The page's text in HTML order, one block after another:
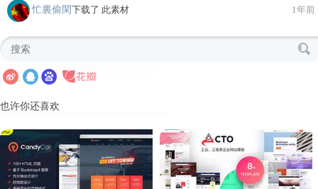
忙裏偷閑下载了 此素材 1年前
也许你还喜欢